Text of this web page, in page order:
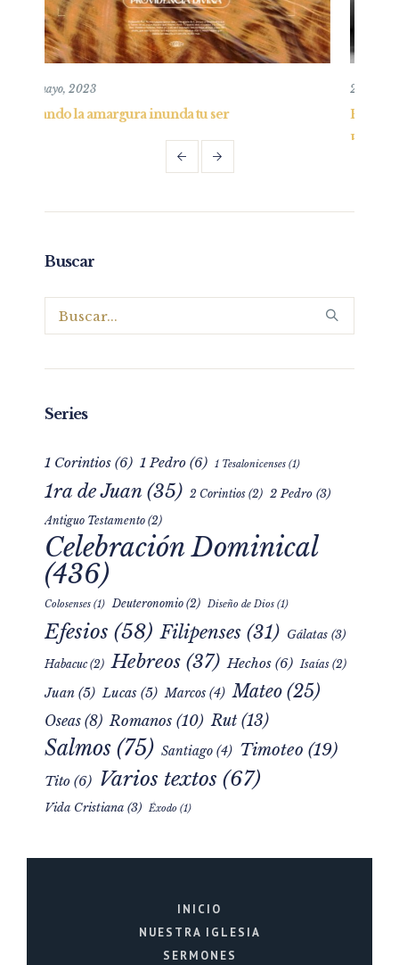
Entendiendo y practicando el perdón
Parte I
1 Corintios(6) 1 Pedro
1ra de Juan (35)
Antiguo Testamento(2)
Celebración Dominical
(436)
Colosenses Deuteronomio(2) Diseño de Dios (1)
Efesios (58) Filipenses
Hebreos (37) Hechos (6) Isaías
Juan (5) Lucas Marcos (4) Mateo
Oseas(8) Romanos (13)
Salmos(75) Santiago (4) Timoteo
Tito (6) Varios textos (67)
INICIO
NUESTRA IGLESIA